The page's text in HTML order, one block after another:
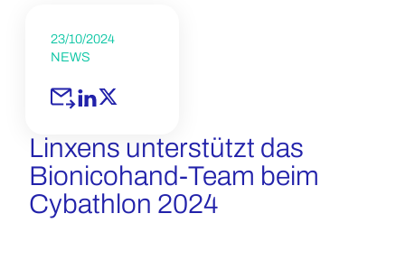
23/10/2024
NEWS
Linxens unterstützt das
Bionicohand-Team beim
Cybathlon 2024